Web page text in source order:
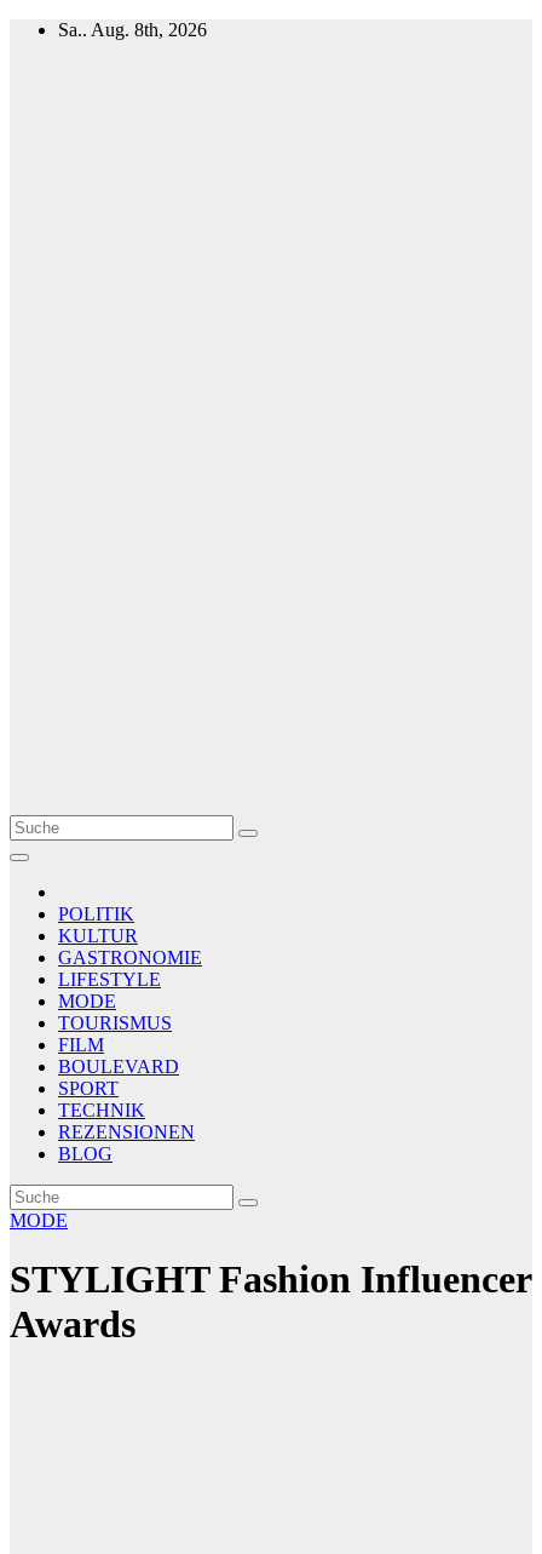
Zum
Sa.. Aug. 8th, 2026
Le Matin
AGENCE DE PRESSE
POLITIK
KULTUR
GASTRONOMIE
LIFESTYLE
MODE
TOURISMUS
FILM
BOULEVARD
SPORT
TECHNIK
REZENSIONEN
BLOG
MODE
STYLIGHT Fashion Influencer
Awards